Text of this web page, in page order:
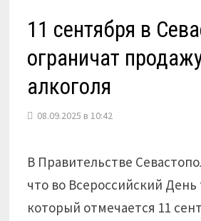
11 сентября в
ограничат
алкоголя
08.09.2025 в 10:42
В Правительстве
что во Всероссийский День
который отмечается 11